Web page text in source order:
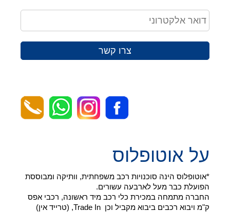
צרו קשר
על אוטופלוס
*אוטופלוס הינה סוכנויות רכב משפחתית, וותיקה ומבוססת
הפועלת כבר מעל לארבעה עשורים.
החברה מתמחה במכירת כלי רכב מיד ראשונה, רכבי אפס
ק"מ ויבוא רכבים ביבוא מקביל וכן Trade In, (טרייד אין)